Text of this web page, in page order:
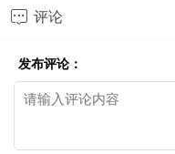
 评论
发布评论：